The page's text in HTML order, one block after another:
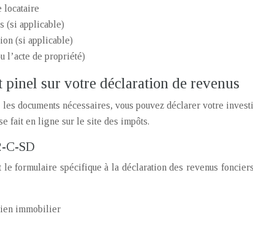
locataire
(si applicable)
(si applicable)
l’acte de propriété)
pinel sur votre déclaration de revenus
documents nécessaires, vous pouvez déclarer votre
fait en ligne sur le site des impôts.
C-SD
formulaire spécifique à la déclaration des revenus
immobilier